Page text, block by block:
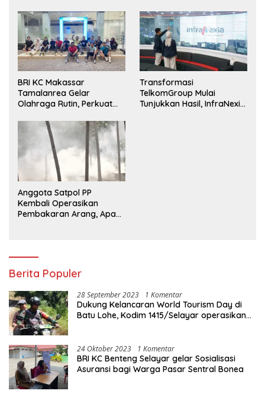
Layanan Perbankan
BRI KC Makassar
Tamalanrea Gelar
Olahraga Rutin, Perkuat
Kerja Sehat
Transformasi
TelkomGroup Mulai
Tunjukkan Hasil, InfraNexia
Anggota Satpol PP
Kembali Operasikan
Pembakaran Arang, Apa
Berita Populer
28 September 2023 1 Komentar
Dukung Kelancaran World Tourism Day di
Batu Lohe, Kodim 1415/Selayar operasikan
24 Oktober 2023 1 Komentar
BRI KC Benteng Selayar gelar Sosialisasi
Asuransi bagi Warga Pasar Sentral Bonea